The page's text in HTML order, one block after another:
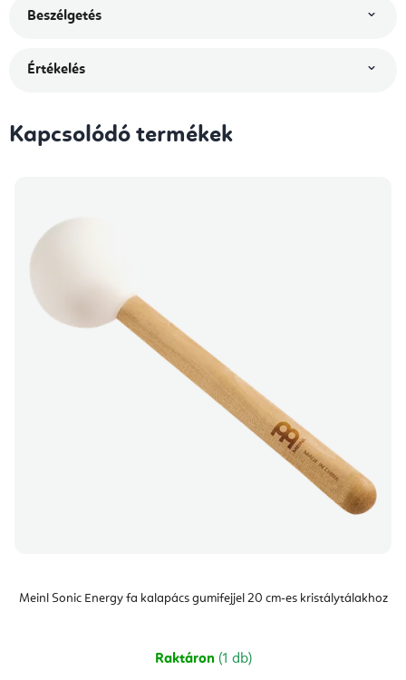
Beszélgetés
Értékelés
Kapcsolódó termékek
Meinl Sonic Energy fa kalapács gumifejjel 20 cm-es kristálytálakhoz
Raktáron (1 db)